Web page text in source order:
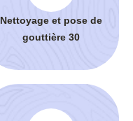
Nettoyage et pose de
gouttière 30